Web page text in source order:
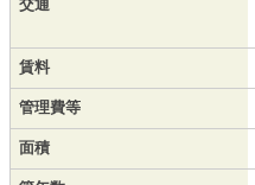
交通
賃料
管理費等
面積